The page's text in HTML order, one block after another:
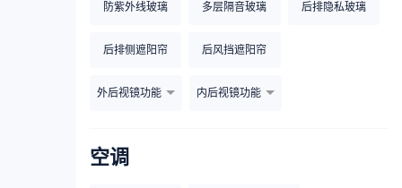
防紫外线玻璃 多层隔音玻璃 后排隐私玻璃
后排侧遮阳帘 后风挡遮阳帘
外后视镜功能 内后视镜功能
空调